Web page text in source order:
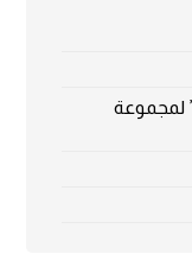
لمجموعة